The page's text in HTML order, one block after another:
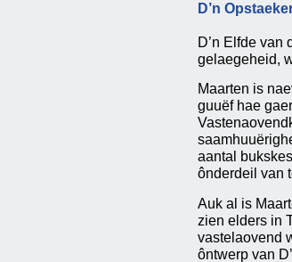
D’n
D’n Elfde van
gelaegeheid,
Maarten is
guuëf hae
aantal
ônderdeil van
Auk al is
zien elders in
vastelaovend
ôntwerp van